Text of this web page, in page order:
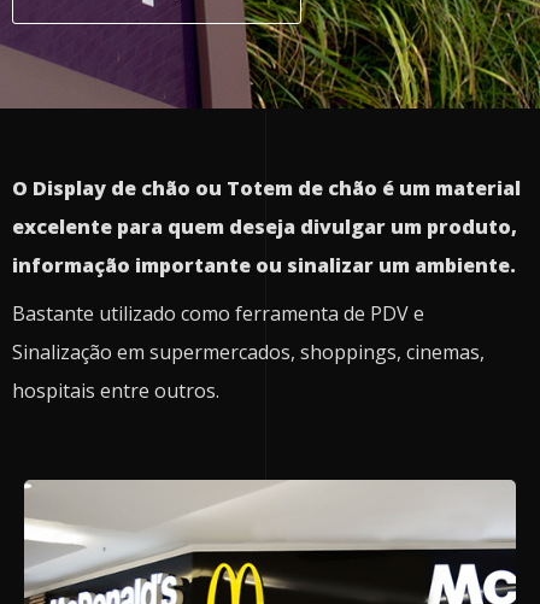
O Display de chão ou Totem de chão é um material
excelente para quem deseja divulgar um produto,
informação importante ou sinalizar um ambiente.
Bastante utilizado como ferramenta de PDV e
Sinalização em supermercados, shoppings, cinemas,
hospitais entre outros.